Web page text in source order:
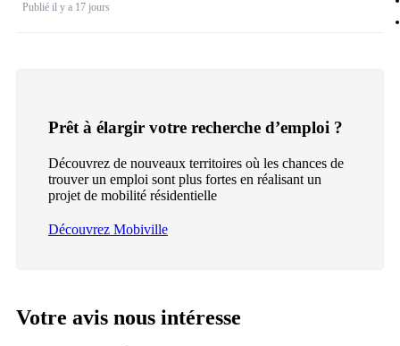
Publié il y a 17 jours
Prêt à élargir votre recherche d’emploi ?
Découvrez de nouveaux territoires où les chances de
trouver un emploi sont plus fortes en réalisant un
projet de mobilité résidentielle
Découvrez Mobiville
Votre avis nous intéresse